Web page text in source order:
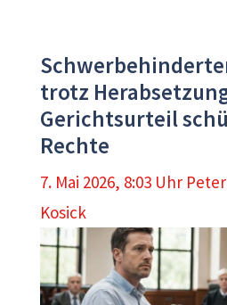
trotz
Gerichtsurteil
Rechte
7. Mai 2026, 8:03 Uhr
Kosick